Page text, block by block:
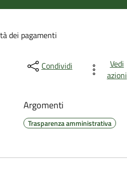
dei pagamenti
Condividi
Vedi
azioni
Argomenti
Trasparenza amministrativa